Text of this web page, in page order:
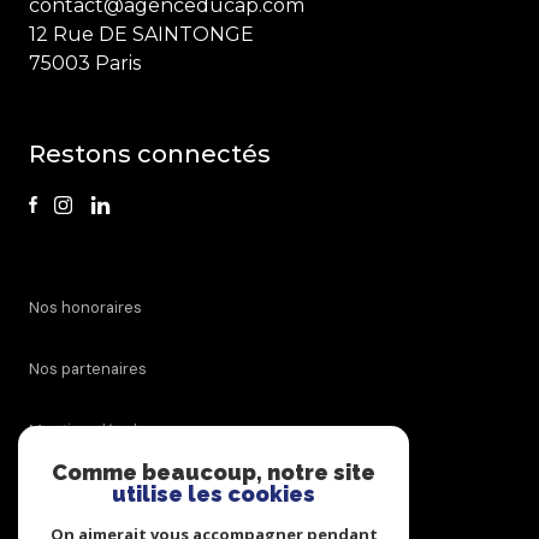
contact
contact@agenceducap.com
12 Rue DE SAINTONGE
75003 Paris
Restons connectés
nos honoraires
nos partenaires
mentions légales
Comme beaucoup, notre site
utilise les cookies
On aimerait vous accompagner pendant